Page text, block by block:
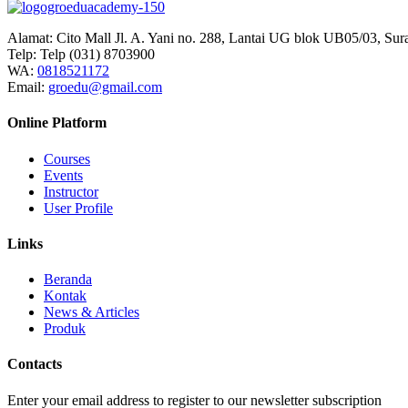
Alamat: Cito Mall Jl. A. Yani no. 288, Lantai UG blok UB05/03,
Telp: Telp (031) 8703900
WA: 0818521172
Email: groedu@gmail.com
Online Platform
Courses
Events
Instructor
User Profile
Links
Beranda
Kontak
News & Articles
Produk
Contacts
Enter your email address to register to our newsletter subscription